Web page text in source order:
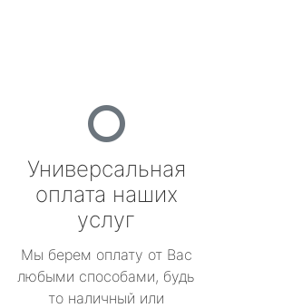
Универсальная
оплата наших
услуг
Мы берем оплату от Вас
любыми способами, будь
то наличный или